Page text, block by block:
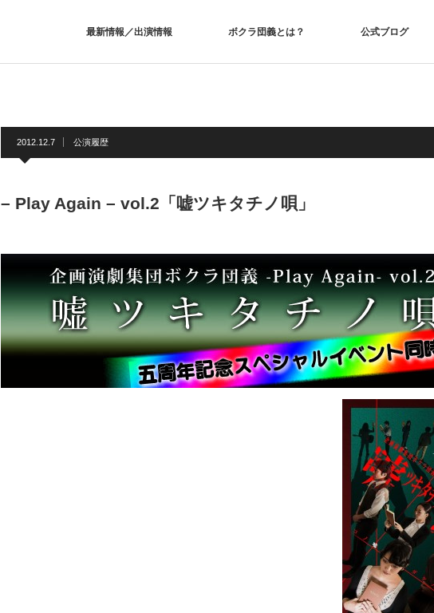
最新情報／出演情報 ボクラ団義とは？ 公式ブログ
2012.12.7 公演履歴
– Play Again – vol.2「嘘ツキタチノ唄」